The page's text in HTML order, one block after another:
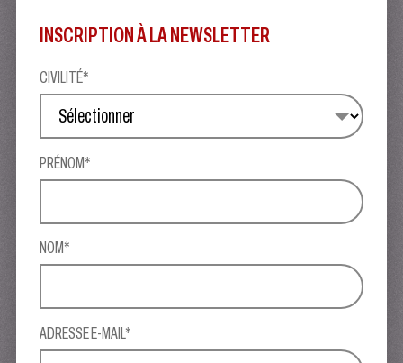
INSCRIPTION À LA NEWSLETTER
CIVILITÉ*
PRÉNOM*
NOM*
ADRESSE E-MAIL*